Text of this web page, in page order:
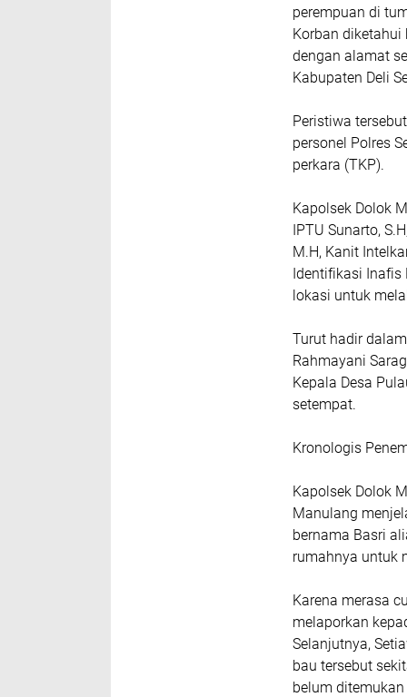
perempuan di
Korban diketahui
dengan alamat
Kabupaten Deli
Peristiwa
personel Polres
perkara (TKP).
Kapolsek Dolok
IPTU Sunarto,
M.H, Kanit
Identifikasi Inafis
lokasi untuk
Turut hadir
Rahmayani
Kepala Desa
setempat.
Kronologis
Kapolsek Dolok
Manulang
bernama Basri
rumahnya untuk
Karena merasa
melaporkan
Selanjutnya,
bau tersebut
belum